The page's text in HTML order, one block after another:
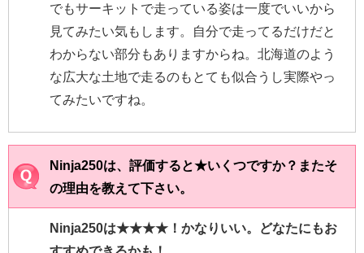
でもサーキットで走っている姿は一度でいいから
見てみたい気もします。自分で走ってるだけだと
わからない部分もありますからね。北海道のよう
な広大な土地で走るのもとても似合うし実際やっ
てみたいですね。
Ninja250は、評価すると★いくつですか？またそ
の理由を教えて下さい。
Ninja250は★★★★！かなりいい。どなたにもお